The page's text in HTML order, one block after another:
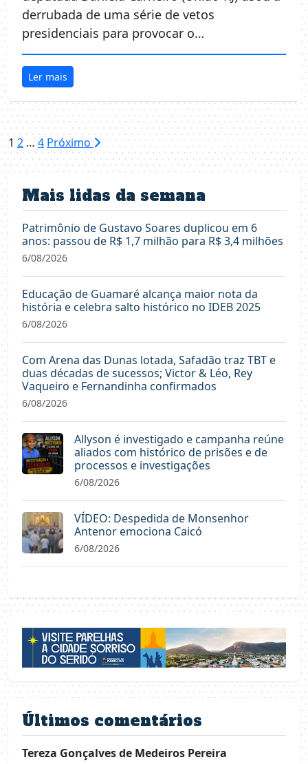
derrubada de uma série de vetos
presidenciais para provocar o…
Ler mais
Paginação
de
posts
12… 4 Próximo
Mais lidas da semana
Patrimônio de Gustavo Soares duplicou em 6
anos: passou de R$ 1,7 milhão para R$ 3,4 milhões
6/08/2026
Educação de Guamaré alcança maior nota da
história e celebra salto histórico no IDEB 2025
6/08/2026
Com Arena das Dunas lotada, Safadão traz TBT e
duas décadas de sucessos; Victor & Léo, Rey
Vaqueiro e Fernandinha confirmados
6/08/2026
Allyson é investigado e campanha reúne
aliados com histórico de prisões e de
processos e investigações
6/08/2026
VÍDEO: Despedida de Monsenhor
Antenor emociona Caicó
6/08/2026
Últimos comentários
Tereza Gonçalves de Medeiros Pereira